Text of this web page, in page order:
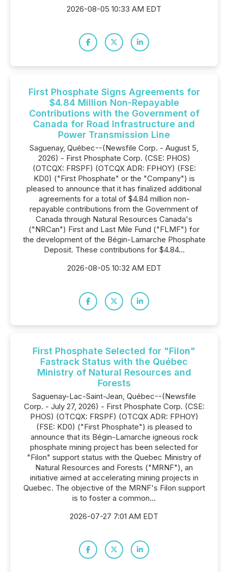
2026-08-05 10:33 AM EDT
First Phosphate Signs Agreements for
$4.84 Million Non-Repayable
Contributions with the Government of
Canada for Road Infrastructure and
Power Transmission Line
Saguenay, Québec--(Newsfile Corp. - August 5,
2026) - First Phosphate Corp. (CSE: PHOS)
(OTCQX: FRSPF) (OTCQX ADR: FPHOY) (FSE:
KD0) ("First Phosphate" or the "Company") is
pleased to announce that it has finalized additional
agreements for a total of $4.84 million non-
repayable contributions from the Government of
Canada through Natural Resources Canada's
("NRCan") First and Last Mile Fund ("FLMF") for
the development of the Bégin-Lamarche Phosphate
Deposit. These contributions for $4.84...
2026-08-05 10:32 AM EDT
First Phosphate Selected for "Filon"
Fastrack Status with the Québec
Ministry of Natural Resources and
Forests
Saguenay-Lac-Saint-Jean, Québec--(Newsfile
Corp. - July 27, 2026) - First Phosphate Corp. (CSE:
PHOS) (OTCQX: FRSPF) (OTCQX ADR: FPHOY)
(FSE: KD0) ("First Phosphate") is pleased to
announce that its Bégin-Lamarche igneous rock
phosphate mining project has been selected for
"Filon" support status with the Quebec Ministry of
Natural Resources and Forests ("MRNF"), an
initiative aimed at accelerating mining projects in
Quebec. The objective of the MRNF's Filon support
is to foster a common...
2026-07-27 7:01 AM EDT